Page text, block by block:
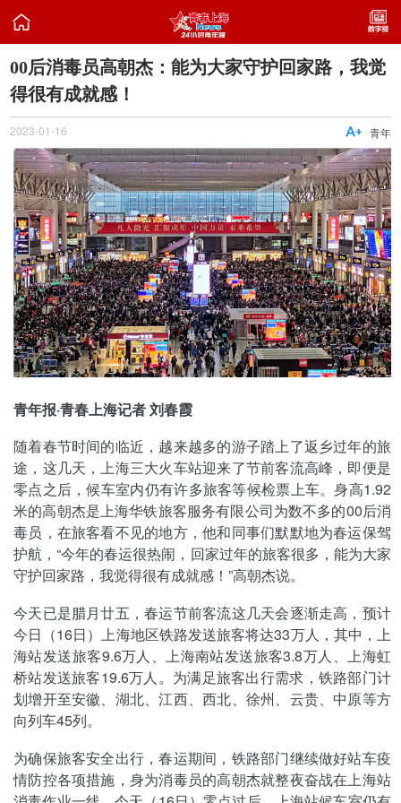

00后消毒员高朝杰：能为大家守护回家路，我觉
得很有成就感！
2023-01-16 青年

青年报·青春上海记者 刘春霞
随着春节时间的临近，越来越多的游子踏上了返乡过年的旅
途，这几天，上海三大火车站迎来了节前客流高峰，即便是
零点之后，候车室内仍有许多旅客等候检票上车。身高1.92
米的高朝杰是上海华铁旅客服务有限公司为数不多的00后消
毒员，在旅客看不见的地方，他和同事们默默地为春运保驾
护航，“今年的春运很热闹，回家过年的旅客很多，能为大家
守护回家路，我觉得很有成就感！”高朝杰说。
今天已是腊月廿五，春运节前客流这几天会逐渐走高，预计
今日（16日）上海地区铁路发送旅客将达33万人，其中，上
海站发送旅客9.6万人、上海南站发送旅客3.8万人、上海虹
桥站发送旅客19.6万人。为满足旅客出行需求，铁路部门计
划增开至安徽、湖北、江西、西北、徐州、云贵、中原等方
向列车45列。
为确保旅客安全出行，春运期间，铁路部门继续做好站车疫
情防控各项措施，身为消毒员的高朝杰就整夜奋战在上海站